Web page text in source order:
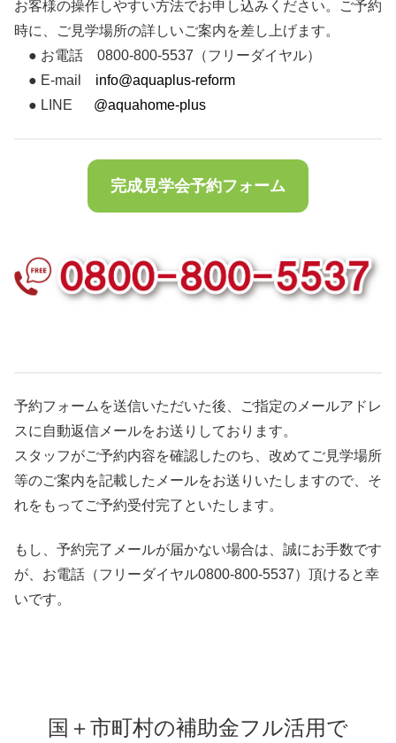
お客様の操作しやすい方法でお申し込みください。ご予約
時に、ご見学場所の詳しいご案内を差し上げます。
● お電話 0800-800-5537（フリーダイヤル）
● E-mail info@aquaplus-reform
● LINE
@aquahome-plus
完成見学会予約フォーム
予約フォームを送信いただいた後、ご指定のメールアドレ
スに自動返信メールをお送りしております。
スタッフがご予約内容を確認したのち、改めてご見学場所
等のご案内を記載したメールをお送りいたしますので、そ
れをもってご予約受付完了といたします。
もし、予約完了メールが届かない場合は、誠にお手数です
が、お電話（フリーダイヤル0800-800-5537）頂けると幸
いです。
国＋市町村の補助金フル活用で